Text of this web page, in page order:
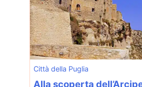
Città della Puglia
Alla scoperta